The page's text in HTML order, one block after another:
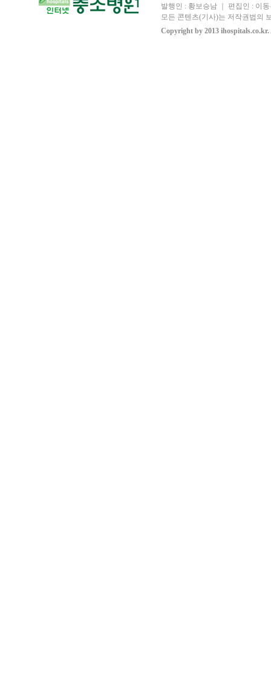
발행인 : 황보승남 ｜ 편집인 : 이
모든 콘텐츠(기사)는 저작권법의
Copyright by 2013 ihospitals.co.kr.